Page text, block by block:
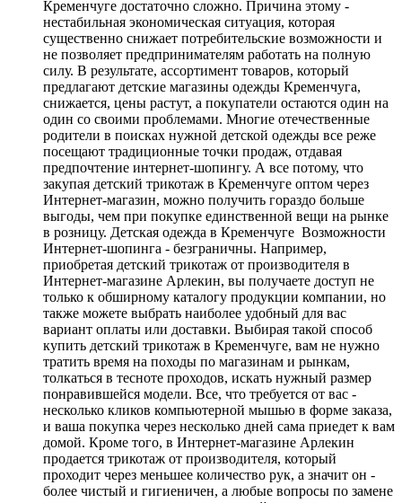
Кременчуге достаточно сложно. Причина этому -
нестабильная экономическая ситуация, которая
существенно снижает потребительские возможности и
не позволяет предпринимателям работать на полную
силу. В результате, ассортимент товаров, который
предлагают детские магазины одежды Кременчуга,
снижается, цены растут, а покупатели остаются один на
один со своими проблемами. Многие отечественные
родители в поисках нужной детской одежды все реже
посещают традиционные точки продаж, отдавая
предпочтение интернет-шопингу. А все потому, что
закупая детский трикотаж в Кременчуге оптом через
Интернет-магазин, можно получить гораздо больше
выгоды, чем при покупке единственной вещи на рынке
в розницу. Детская одежда в Кременчуге Возможности
Интернет-шопинга - безграничны. Например,
приобретая детский трикотаж от производителя в
Интернет-магазине Арлекин, вы получаете доступ не
только к обширному каталогу продукции компании, но
также можете выбрать наиболее удобный для вас
вариант оплаты или доставки. Выбирая такой способ
купить детский трикотаж в Кременчуге, вам не нужно
тратить время на походы по магазинам и рынкам,
толкаться в тесноте проходов, искать нужный размер
понравившейся модели. Все, что требуется от вас -
несколько кликов компьютерной мышью в форме заказа,
и ваша покупка через несколько дней сама приедет к вам
домой. Кроме того, в Интернет-магазине Арлекин
продается трикотаж от производителя, который
проходит через меньшее количество рук, а значит он -
более чистый и гигиеничен, а любые вопросы по замене